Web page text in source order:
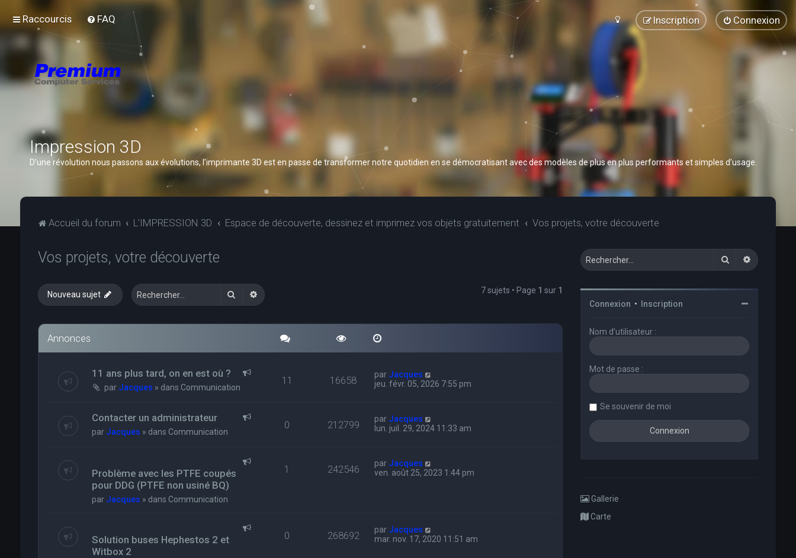
Raccourcis FAQ Connexion
Inscription
Impression 3D
D’une révolution nous passons aux évolutions, l’imprimante 3D est en passe de transformer notre quotidien en se démocratisant avec des modèles de plus en plus performants et simples d’usage.
Accueil du forum L'IMPRESSION 3D Espace de découverte, dessinez et imprimez vos objets gratuitement Vos projets, votre découverte
Vos projets, votre découverte
Nouveau sujet RechercherRecherche avancée 7 sujets • Page 1 sur 1
Annonces
11 ans plus tard, on en est où ?
par Jacques » dans Communication
11 16658 par Jacques
jeu. févr. 05, 2026 7:55 pm
Contacter un administrateur
par Jacques » dans Communication
0 212799 par Jacques
lun. juil. 29, 2024 11:33 am
Problème avec les PTFE coupés
pour DDG (PTFE non usiné BQ)
par Jacques » dans Communication
1 242546 par Jacques
ven. août 25, 2023 1:44 pm
Solution buses Hephestos 2 et
Witbox 2
0 268692 par Jacques
mar. nov. 17, 2020 11:51 am
Rechercher
Connexion • Inscription
Nom d’utilisateur :
Mot de passe :
Se souvenir de moi
Gallerie
Carte